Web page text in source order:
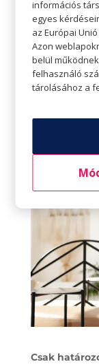
Például a
pillantunk
média
perccé
lesz a
Csak
információs
egyes
az Európai
Azon
belül
felhasználó
tárolásához a